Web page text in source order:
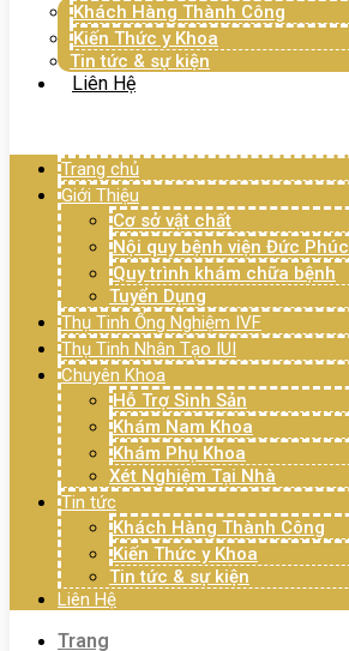
Khách Hàng Thành Công
Kiến Thức y Khoa
Tin tức & sự kiện
Liên Hệ
Trang chủ
Giới Thiệu
Cơ sở vật chất
Nội quy bệnh viện Đức Phúc
Quy trình khám chữa bệnh
Tuyển Dụng
Thụ Tinh Ống Nghiệm IVF
Thụ Tinh Nhân Tạo IUI
Chuyên Khoa
Hỗ Trợ Sinh Sản
Khám Nam Khoa
Khám Phụ Khoa
Xét Nghiệm Tại Nhà
Tin tức
Khách Hàng Thành Công
Kiến Thức y Khoa
Tin tức & sự kiện
Liên Hệ
Trang